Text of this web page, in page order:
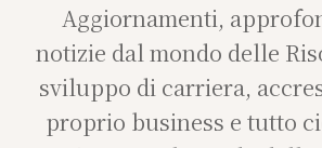
Aggiornamenti,
notizie dal mondo delle
sviluppo di carriera,
proprio business e tutto